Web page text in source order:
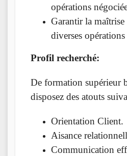
opérations
Garantir la
diverses
Profil recherché:
De formation supérieur
disposez des atouts
Orientation Client.
Aisance
Communication